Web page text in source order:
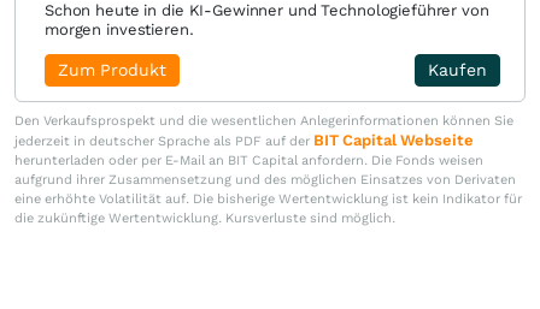
Schon heute in die KI-Gewinner und Technologieführer von
morgen investieren.
Kaufen
Zum Produkt
Den Verkaufsprospekt und die wesentlichen Anlegerinformationen können Sie
jederzeit in deutscher Sprache als PDF auf der BIT Capital Webseite
herunterladen oder per E-Mail an BIT Capital anfordern. Die Fonds weisen
aufgrund ihrer Zusammensetzung und des möglichen Einsatzes von Derivaten
eine erhöhte Volatilität auf. Die bisherige Wertentwicklung ist kein Indikator für
die zukünftige Wertentwicklung. Kursverluste sind möglich.